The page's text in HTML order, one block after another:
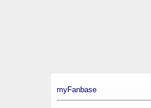
myFanbase